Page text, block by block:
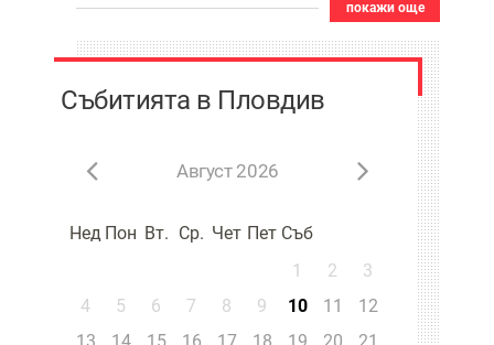
покажи още
Събитията в Пловдив
Август 2026
Нед Пон Вт. Ср. Чет Пет Съб
1
2
3
4
5 6 7 8 9 10 11
12